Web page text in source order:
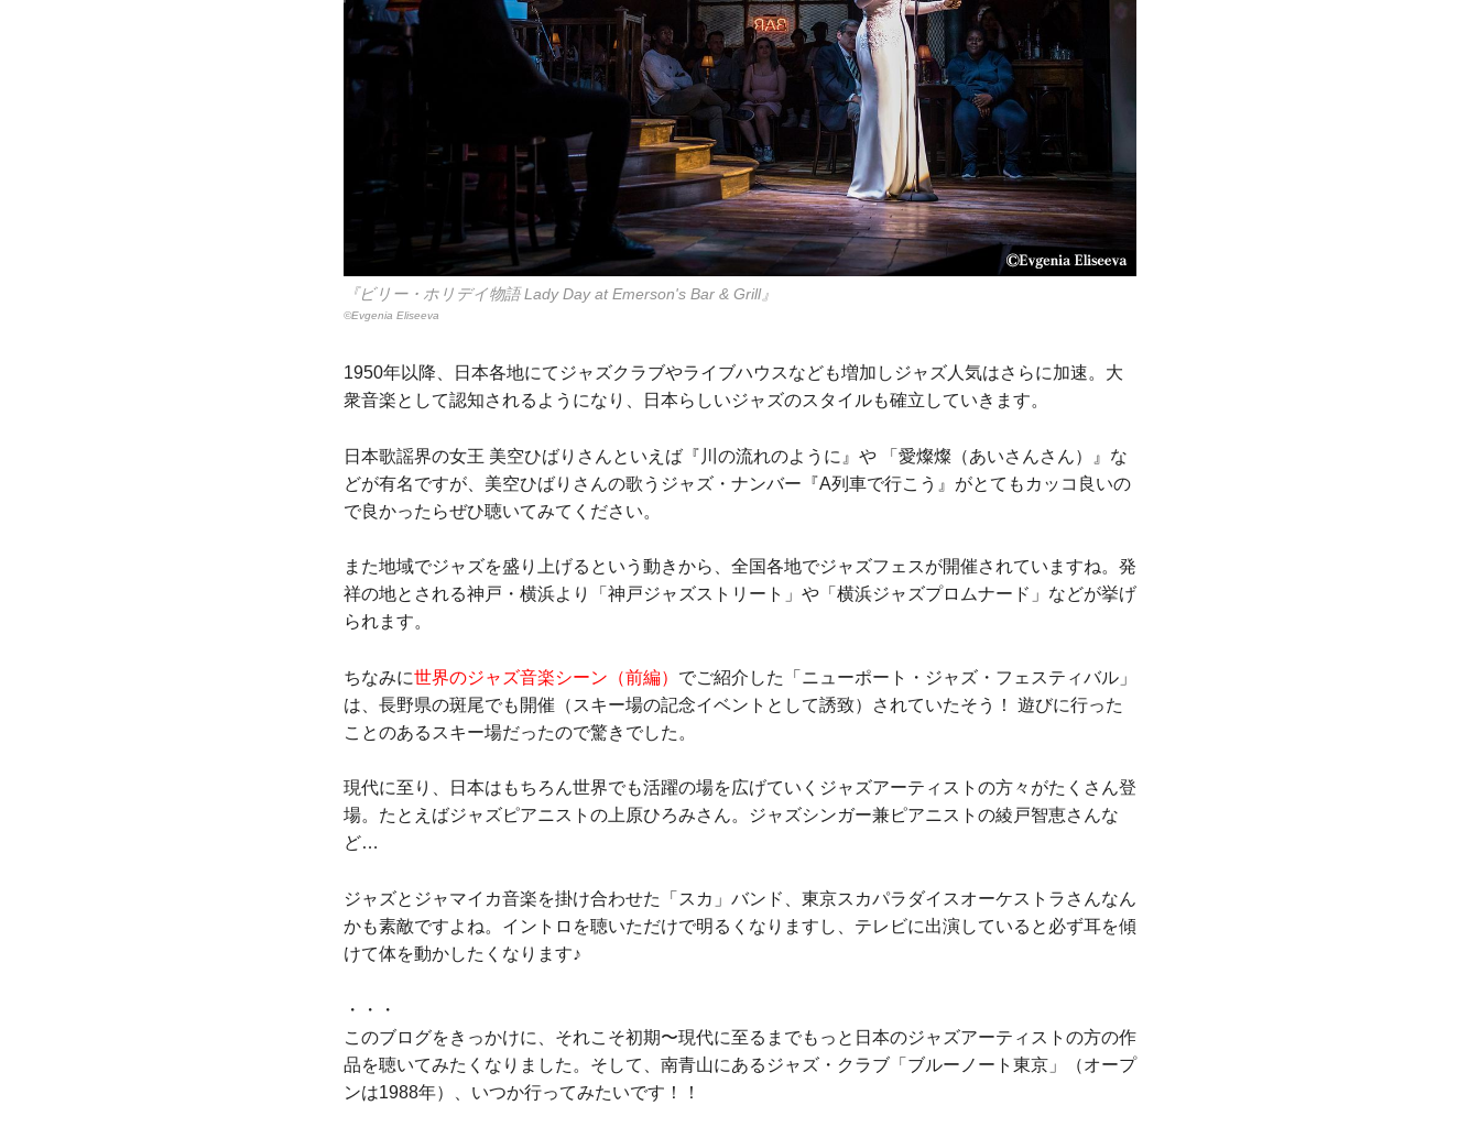
『ビリー・ホリデイ物語 Lady Day at Emerson's Bar & Grill』
©Evgenia Eliseeva
1950年以降、日本各地にてジャズクラブやライブハウスなども増加しジャズ人気はさらに加速。大
衆音楽として認知されるようになり、日本らしいジャズのスタイルも確立していきます。
日本歌謡界の女王 美空ひばりさんといえば『川の流れのように』や 「愛燦燦（あいさんさん）』な
どが有名ですが、美空ひばりさんの歌うジャズ・ナンバー『A列車で行こう』がとてもカッコ良いの
で良かったらぜひ聴いてみてください。
また地域でジャズを盛り上げるという動きから、全国各地でジャズフェスが開催されていますね。発
祥の地とされる神戸・横浜より「神戸ジャズストリート」や「横浜ジャズプロムナード」などが挙げ
られます。
ちなみに世界のジャズ音楽シーン（前編） でご紹介した「ニューポート・ジャズ・フェスティバル」
は、長野県の斑尾でも開催（スキー場の記念イベントとして誘致）されていたそう！ 遊びに行った
ことのあるスキー場だったので驚きでした。
現代に至り、日本はもちろん世界でも活躍の場を広げていくジャズアーティストの方々がたくさん登
場。たとえばジャズピアニストの上原ひろみさん。ジャズシンガー兼ピアニストの綾戸智恵さんな
ど…
ジャズとジャマイカ音楽を掛け合わせた「スカ」バンド、東京スカパラダイスオーケストラさんなん
かも素敵ですよね。イントロを聴いただけで明るくなりますし、テレビに出演していると必ず耳を傾
けて体を動かしたくなります♪
・・・
このブログをきっかけに、それこそ初期〜現代に至るまでもっと日本のジャズアーティストの方の作
品を聴いてみたくなりました。そして、南青山にあるジャズ・クラブ「ブルーノート東京」（オープ
ンは1988年）、いつか行ってみたいです！！